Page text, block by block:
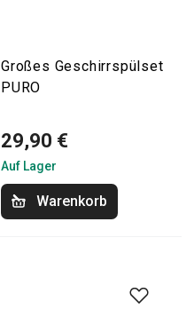
Großes Geschirrspülset
PURO
29,90 €
Auf Lager
Warenkorb